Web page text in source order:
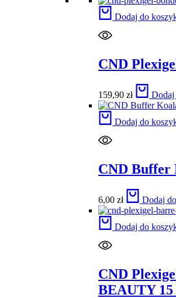
Dodaj do
CND
159,90 zł Dodaj
Dodaj do
CND Buffer
6,00 zł Dodaj
Dodaj do
CND
BEAUTY 15